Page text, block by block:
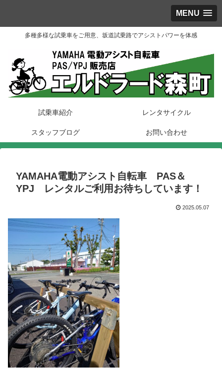
MENU
多種多様な試乗車をご用意、坂道試乗路でアシストパワーを体感
試乗車紹介 レンタサイクル
スタッフブログ お問い合わせ
YAMAHA電動アシスト自転車 PAS＆
YPJ レンタルご利用お待ちしています！
2025.05.07